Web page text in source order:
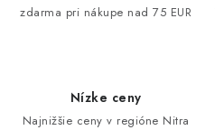
zdarma pri nákupe nad 75 EUR
Nízke ceny
Najnižšie ceny v regióne Nitra